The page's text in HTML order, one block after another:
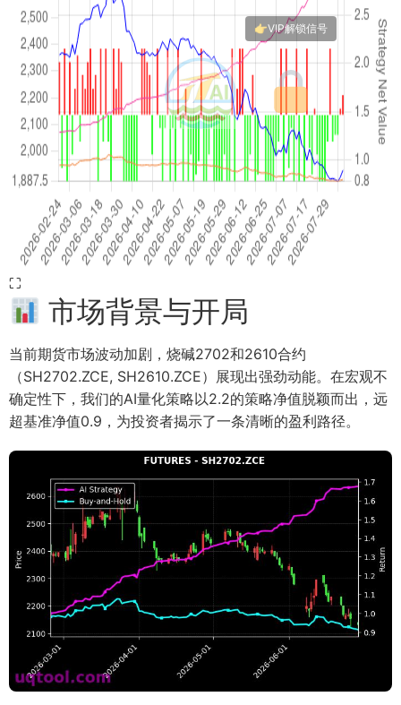
⛶
市场背景与开局
当前期货市场波动加剧，烧碱2702和2610合约
（SH2702.ZCE, SH2610.ZCE）展现出强劲动能。在宏观不
确定性下，我们的AI量化策略以2.2的策略净值脱颖而出，远
超基准净值0.9，为投资者揭示了一条清晰的盈利路径。